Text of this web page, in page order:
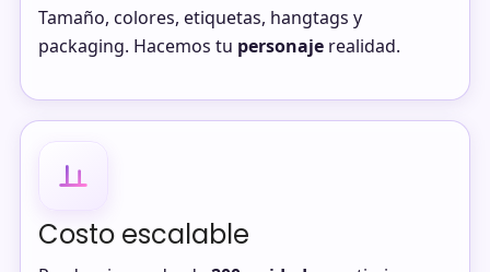
Tamaño, colores, etiquetas, hangtags y
packaging. Hacemos tu personaje realidad.
Costo escalable